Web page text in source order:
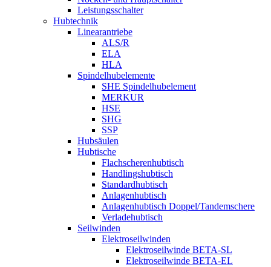
Leistungsschalter
Hubtechnik
Linearantriebe
ALS/R
ELA
HLA
Spindelhubelemente
SHE Spindelhubelement
MERKUR
HSE
SHG
SSP
Hubsäulen
Hubtische
Flachscherenhubtisch
Handlingshubtisch
Standardhubtisch
Anlagenhubtisch
Anlagenhubtisch Doppel/Tandemschere
Verladehubtisch
Seilwinden
Elektroseilwinden
Elektroseilwinde BETA-SL
Elektroseilwinde BETA-EL